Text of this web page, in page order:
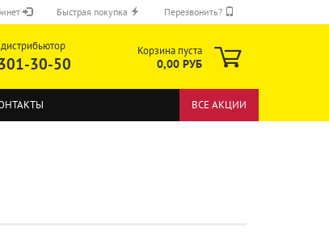
Быстрая покупка Перезвонить?
30-50
Корзина пуста
0,00 РУБ
ВСЕ АКЦИИ